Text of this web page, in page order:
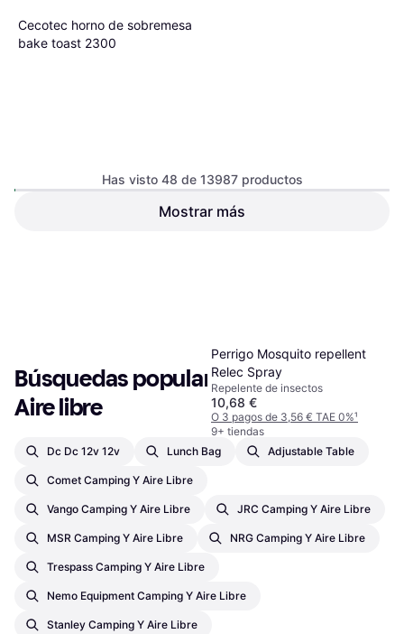
Cecotec horno de sobremesa
bake toast 2300
Perrigo Mosquito repellent
Relec Spray
Repelente de insectos
10,68 €
O 3 pagos de 3,56 € TAE 0%¹
9+ tiendas
Has visto 48 de 13987 productos
Mostrar más
Búsquedas populares en Camping y
Aire libre
Dc Dc 12v 12v Lunch Bag Adjustable Table
Comet Camping Y Aire Libre
Vango Camping Y Aire Libre JRC Camping Y Aire Libre
MSR Camping Y Aire Libre NRG Camping Y Aire Libre
Trespass Camping Y Aire Libre
Nemo Equipment Camping Y Aire Libre
Stanley Camping Y Aire Libre